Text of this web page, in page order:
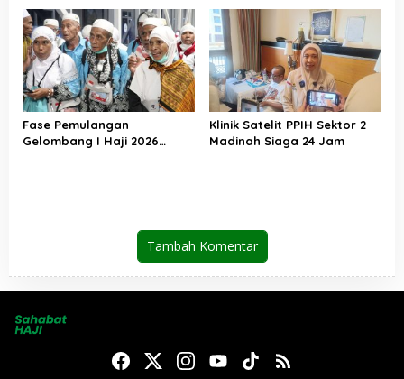
Akan Didistribusikan di
Tanah Air
Fase Pemulangan
Gelombang I Haji 2026
Klinik Satelit PPIH Sektor 2
Madinah Siaga 24 Jam
Tambah Komentar